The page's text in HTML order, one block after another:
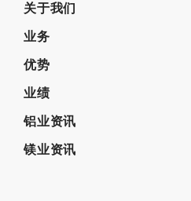
关于我们
业务
优势
业绩
铝业资讯
镁业资讯